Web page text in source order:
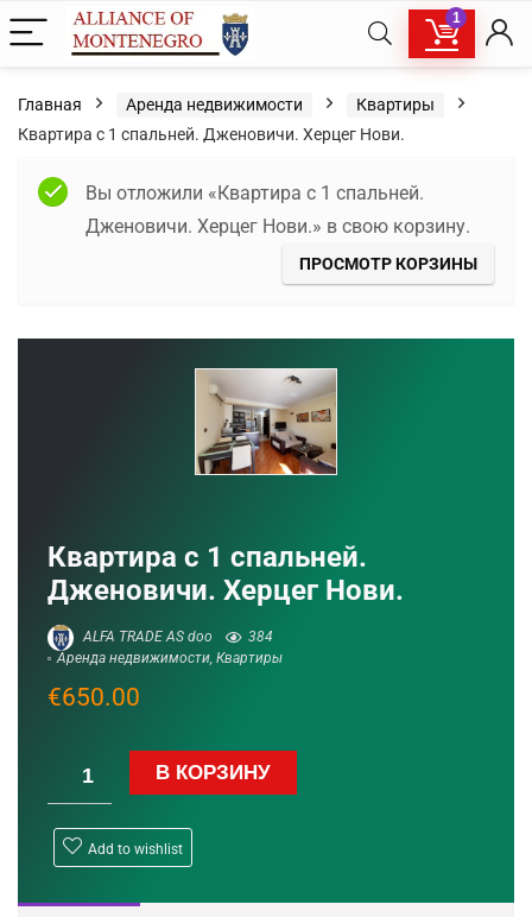
1
Главная Аренда недвижимости
Квартиры
Квартира с 1 спальней. Дженовичи. Херцег Нови.
Вы отложили «Квартира с 1 спальней.
Дженовичи. Херцег Нови.» в свою корзину.
ПРОСМОТР КОРЗИНЫ
Квартира с 1 спальней.
Дженовичи. Херцег Нови.
ALFA TRADE AS doo
384
Аренда недвижимости Квартиры
€650.00
В КОРЗИНУ
Add to wishlist